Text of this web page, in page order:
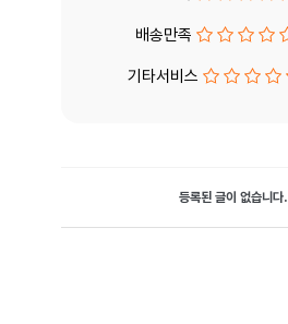
배송만족
기타서비스
등록된 글이 없습니다.